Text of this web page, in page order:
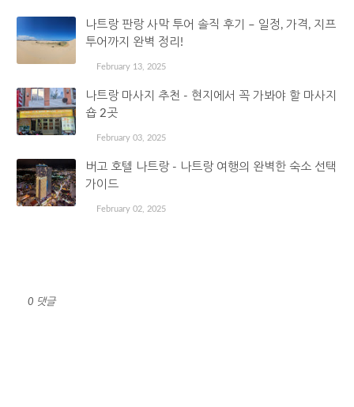
나트랑 판랑 사막 투어 솔직 후기 – 일정, 가격, 지프
투어까지 완벽 정리!
February 13, 2025
나트랑 마사지 추천 - 현지에서 꼭 가봐야 할 마사지
숍 2곳
February 03, 2025
버고 호텔 나트랑 - 나트랑 여행의 완벽한 숙소 선택
가이드
February 02, 2025
0 댓글